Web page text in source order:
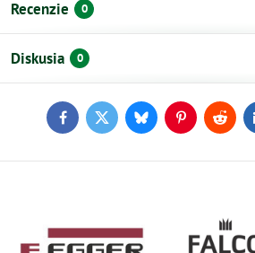
Recenzie 0
Diskusia 0
FacebookTwitterBlueskyPinterestReddit